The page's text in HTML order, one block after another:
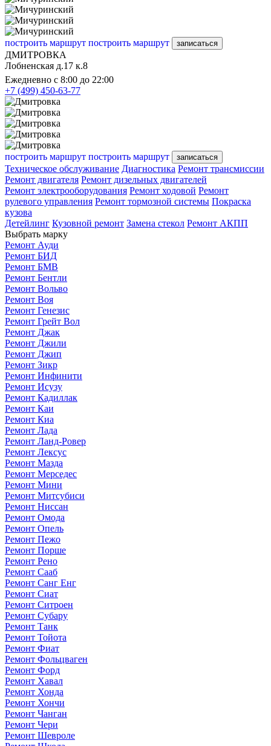
построить маршрут построить маршрут записаться
ДМИТРОВКА
Лобненская д.17 к.8
Ежедневно с 8:00 до 22:00
+7 (499) 450-63-77
построить маршрут построить маршрут записаться
Техническое обслуживание Диагностика Ремонт трансмиссии
Ремонт двигателя Ремонт дизельных двигателей
Ремонт электрооборудования Ремонт ходовой Ремонт
рулевого управления Ремонт тормозной системы Покраска
кузова
Детейлинг Кузовной ремонт Замена стекол Ремонт АКПП
Выбрать марку
Ремонт Ауди
Ремонт БИД
Ремонт БМВ
Ремонт Бентли
Ремонт Вольво
Ремонт Воя
Ремонт Генезис
Ремонт Грейт Вол
Ремонт Джак
Ремонт Джили
Ремонт Джип
Ремонт Зикр
Ремонт Инфинити
Ремонт Исузу
Ремонт Кадиллак
Ремонт Каи
Ремонт Киа
Ремонт Лада
Ремонт Ланд-Ровер
Ремонт Лексус
Ремонт Мазда
Ремонт Мерседес
Ремонт Мини
Ремонт Митсубиси
Ремонт Ниссан
Ремонт Омода
Ремонт Опель
Ремонт Пежо
Ремонт Порше
Ремонт Рено
Ремонт Сааб
Ремонт Санг Енг
Ремонт Сиат
Ремонт Ситроен
Ремонт Субару
Ремонт Танк
Ремонт Тойота
Ремонт Фиат
Ремонт Фольцваген
Ремонт Форд
Ремонт Хавал
Ремонт Хонда
Ремонт Хончи
Ремонт Чанган
Ремонт Чери
Ремонт Шевроле